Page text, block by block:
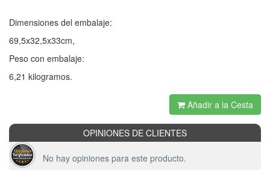
Dimensiones del embalaje:
69,5x32,5x33cm,
Peso con embalaje:
6,21 kilogramos.
Añadir a la Cesta
OPINIONES DE CLIENTES
No hay opiniones para este producto.